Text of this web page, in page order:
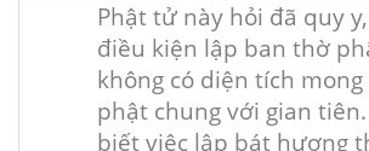
Phật tử này hỏi đã quy
điều kiện lập ban thờ
không có diện tích
phật chung với gian
biết việc lập bát hương